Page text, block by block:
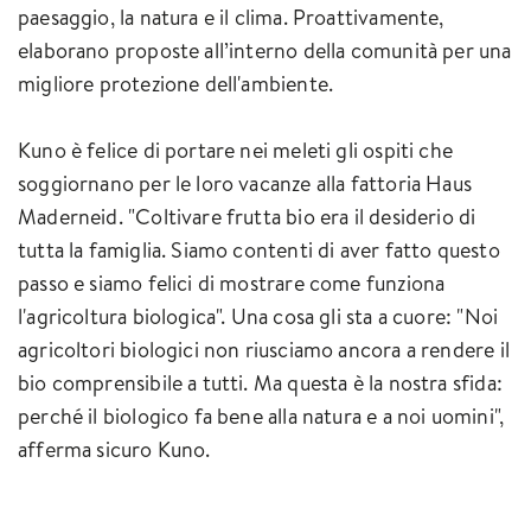
paesaggio, la natura e il clima. Proattivamente,
elaborano proposte all’interno della comunità per una
migliore protezione dell'ambiente.
Kuno è felice di portare nei meleti gli ospiti che
soggiornano per le loro vacanze alla fattoria Haus
Maderneid. "Coltivare frutta bio era il desiderio di
tutta la famiglia. Siamo contenti di aver fatto questo
passo e siamo felici di mostrare come funziona
l'agricoltura biologica". Una cosa gli sta a cuore: "Noi
agricoltori biologici non riusciamo ancora a rendere il
bio comprensibile a tutti. Ma questa è la nostra sfida:
perché il biologico fa bene alla natura e a noi uomini",
afferma sicuro Kuno.